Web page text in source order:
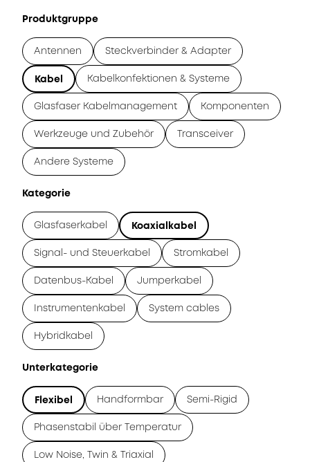
Produktgruppe
Antennen Steckverbinder & Adapter
Kabel Kabelkonfektionen & Systeme
Glasfaser Kabelmanagement Komponenten
Werkzeuge und Zubehör Transceiver
Andere Systeme
Kategorie
Glasfaserkabel Koaxialkabel
Signal- und Steuerkabel Stromkabel
Datenbus-Kabel Jumperkabel
Instrumentenkabel System cables
Hybridkabel
Unterkategorie
Flexibel Handformbar Semi-Rigid
Phasenstabil über Temperatur
Low Noise, Twin & Triaxial